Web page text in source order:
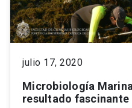
julio 17, 2020
Microbiología
resultado fascinante